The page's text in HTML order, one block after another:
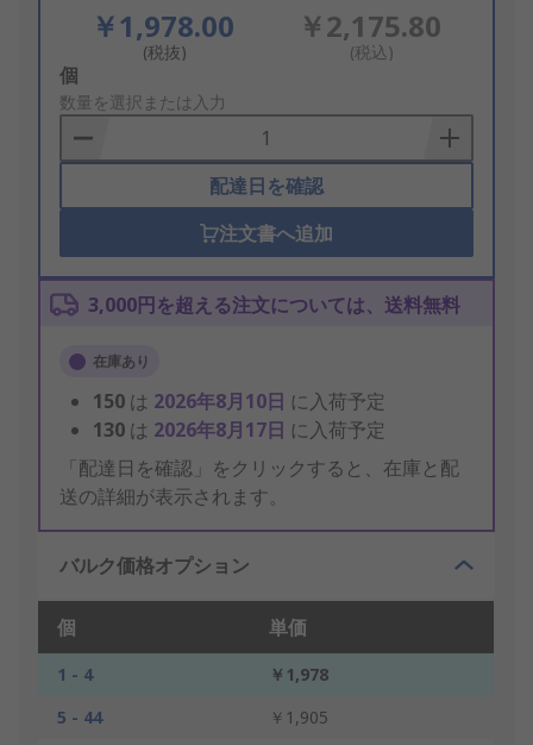
￥1,978.00
(税抜)
￥2,175.80
(税込)
Add
to
Basket
個
数量を選択または入力
配達日を確認
注文書へ追加
3,000円を超える注文については、送料無料
在庫あり
150 は 2026年8月10日 に入荷予定
130 は 2026年8月17日 に入荷予定
「配達日を確認」をクリックすると、在庫と配
送の詳細が表示されます。
バルク価格オプション
個 単価
1 - 4
￥1,978
5 - 44
￥1,905